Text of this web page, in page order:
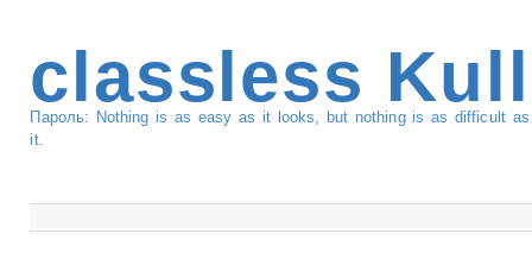
classless
Пароль: Nothing is as easy as it looks, but nothing is as difficult
it.